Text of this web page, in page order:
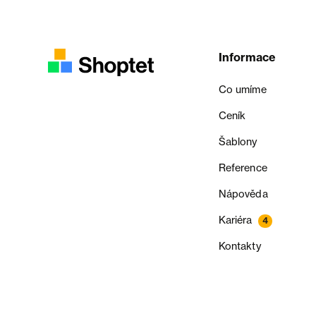
Informace
Co umíme
Ceník
Šablony
Reference
Nápověda
Kariéra 4
Kontakty